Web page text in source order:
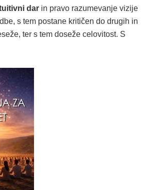
dar in pravo razumevanje vizije
s tem postane kritičen do drugih in
ter s tem doseže celovitost. S